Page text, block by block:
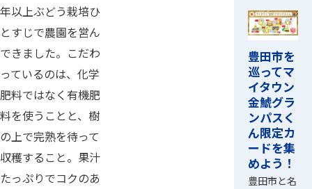
年以上ぶどう栽培ひ
とすじで農園を営ん
できました。こだわ
っているのは、化学
肥料ではなく有機肥
料を使うことと、樹
の上で完熟を待って
収穫すること。果汁
たっぷりでコクのあ
豊田市を
巡ってマ
イタウン
金鯱グラ
ンパスく
ん限定カ
ードを集
めよう！
豊田市と名